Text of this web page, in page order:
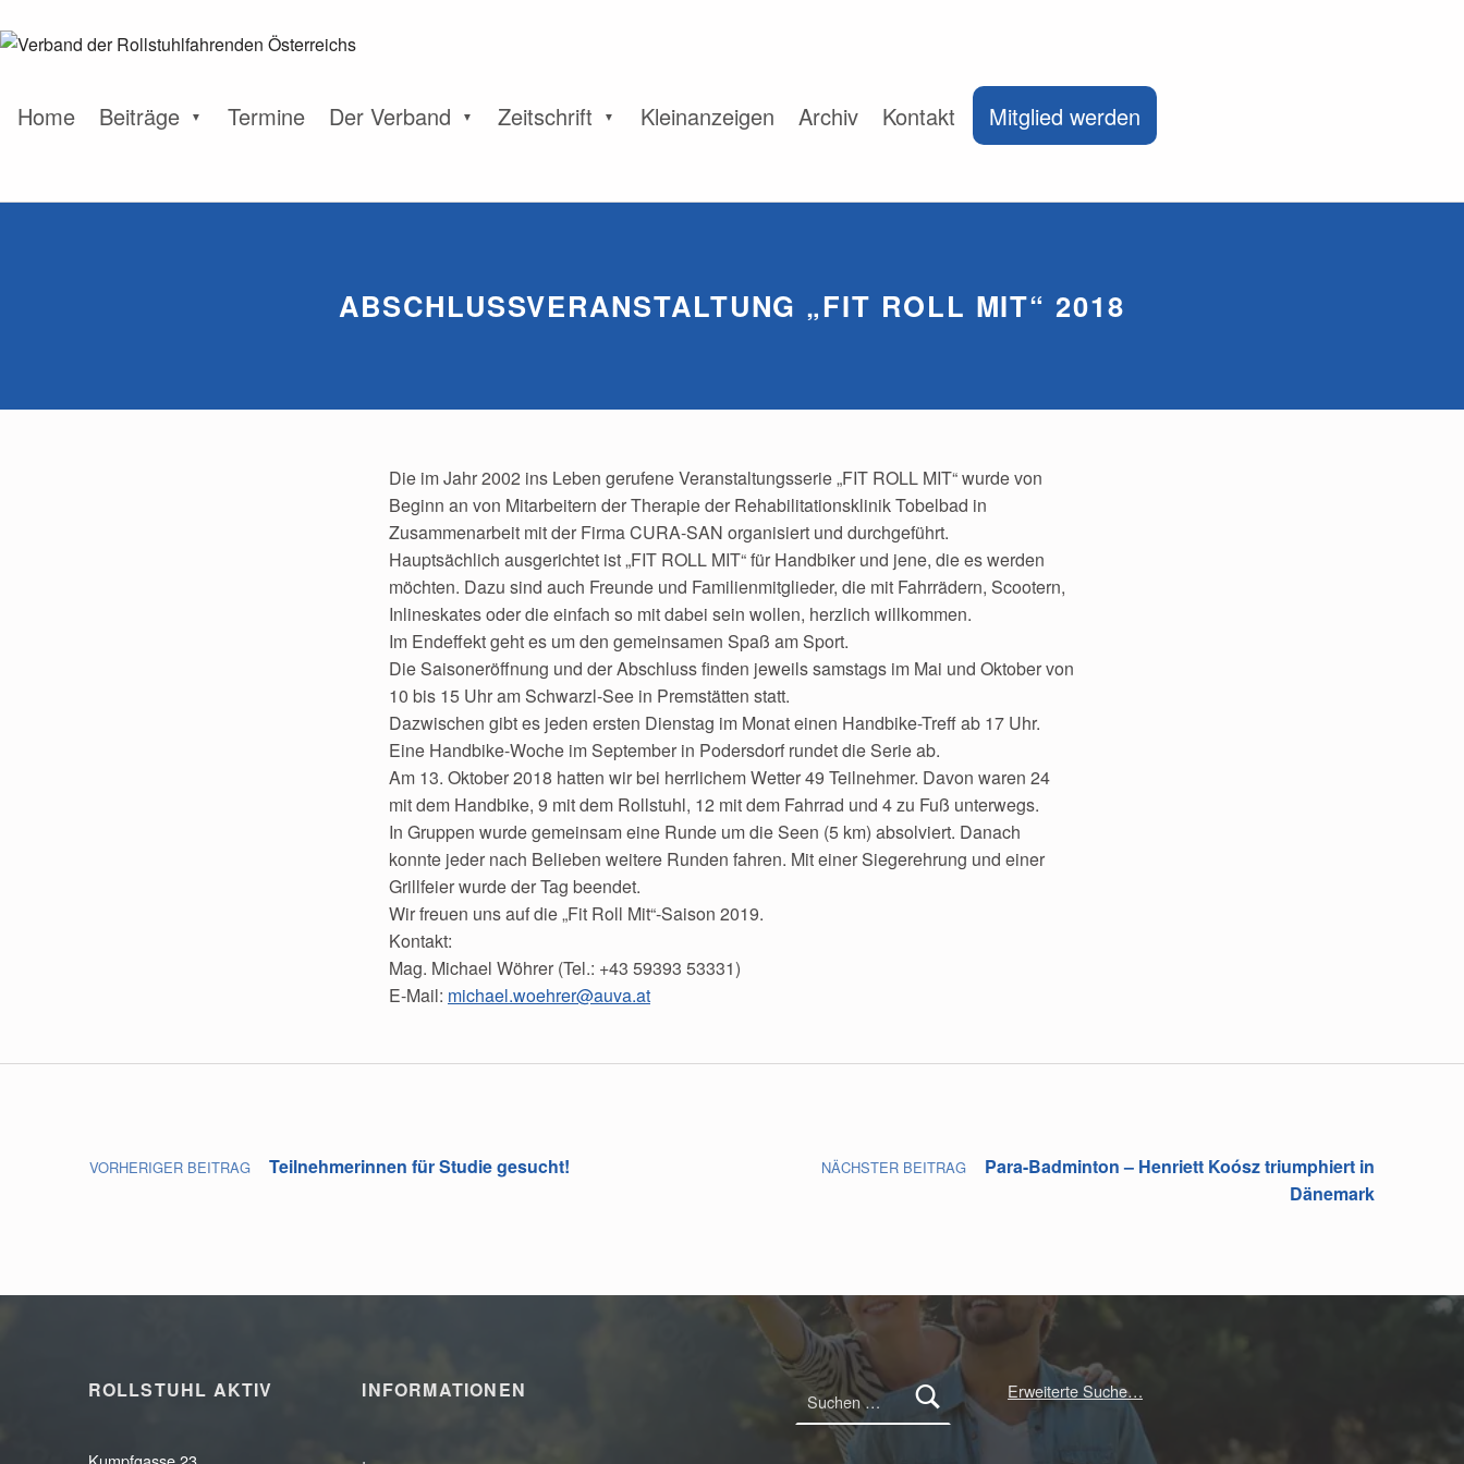
Home Beiträge Termine Der Verband Zeitschrift Kleinanzeigen Archiv Kontakt Mitglied werden
ABSCHLUSSVERANSTALTUNG „FIT ROLL MIT“ 2018
Die im Jahr 2002 ins Leben gerufene Veranstaltungsserie „FIT ROLL MIT“ wurde von
Beginn an von Mitarbeitern der Therapie der Rehabilitationsklinik Tobelbad in
Zusammenarbeit mit der Firma CURA-SAN organisiert und durchgeführt.
Hauptsächlich ausgerichtet ist „FIT ROLL MIT“ für Handbiker und jene, die es werden
möchten. Dazu sind auch Freunde und Familienmitglieder, die mit Fahrrädern, Scootern,
Inlineskates oder die einfach so mit dabei sein wollen, herzlich willkommen.
Im Endeffekt geht es um den gemeinsamen Spaß am Sport.
Die Saisoneröffnung und der Abschluss finden jeweils samstags im Mai und Oktober von
10 bis 15 Uhr am Schwarzl-See in Premstätten statt.
Dazwischen gibt es jeden ersten Dienstag im Monat einen Handbike-Treff ab 17 Uhr.
Eine Handbike-Woche im September in Podersdorf rundet die Serie ab.
Am 13. Oktober 2018 hatten wir bei herrlichem Wetter 49 Teilnehmer. Davon waren 24
mit dem Handbike, 9 mit dem Rollstuhl, 12 mit dem Fahrrad und 4 zu Fuß unterwegs.
In Gruppen wurde gemeinsam eine Runde um die Seen (5 km) absolviert. Danach
konnte jeder nach Belieben weitere Runden fahren. Mit einer Siegerehrung und einer
Grillfeier wurde der Tag beendet.
Wir freuen uns auf die „Fit Roll Mit“-Saison 2019.
Kontakt:
Mag. Michael Wöhrer (Tel.: +43 59393 53331)
E-Mail: michael.woehrer@auva.at
Skip back to main navigation
Beitragsnavigation
VORHERIGER BEITRAG Teilnehmerinnen für Studie gesucht! NÄCHSTER BEITRAG
Para-Badminton – Henriett Koósz triumphiert in
Dänemark
ROLLSTUHL AKTIV INFORMATIONEN Suchen nach:
Erweiterte Suche…